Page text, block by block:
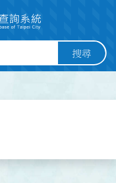
搜尋